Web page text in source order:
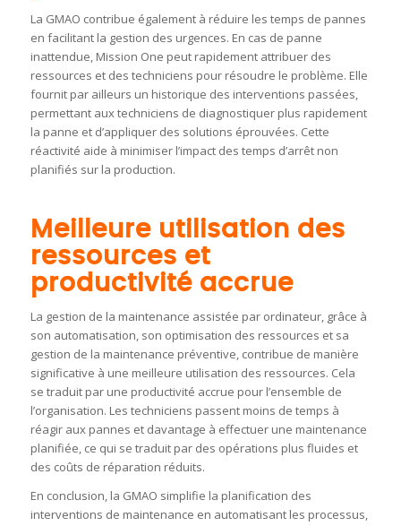
La GMAO contribue également à réduire les temps de pannes
en facilitant la gestion des urgences. En cas de panne
inattendue, Mission One peut rapidement attribuer des
ressources et des techniciens pour résoudre le problème. Elle
fournit par ailleurs un historique des interventions passées,
permettant aux techniciens de diagnostiquer plus rapidement
la panne et d’appliquer des solutions éprouvées. Cette
réactivité aide à minimiser l’impact des temps d’arrêt non
planifiés sur la production.
Meilleure utilisation des
ressources et
productivité accrue
La gestion de la maintenance assistée par ordinateur, grâce à
son automatisation, son optimisation des ressources et sa
gestion de la maintenance préventive, contribue de manière
significative à une meilleure utilisation des ressources. Cela
se traduit par une productivité accrue pour l’ensemble de
l’organisation. Les techniciens passent moins de temps à
réagir aux pannes et davantage à effectuer une maintenance
planifiée, ce qui se traduit par des opérations plus fluides et
des coûts de réparation réduits.
En conclusion, la GMAO simplifie la planification des
interventions de maintenance en automatisant les processus,